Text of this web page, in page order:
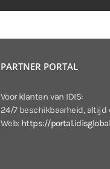
PARTNER PORTAL
Voor klanten van IDIS:
24/7 beschikbaarheid, altijd
Web: https://